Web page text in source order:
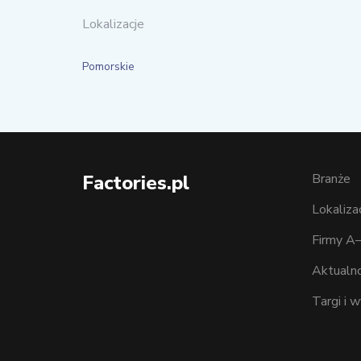
Lokalizacje
Pomorskie
Factories.pl
Branże
Firmy
Targi i